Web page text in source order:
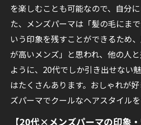
どんなスタイリング剤を
朝のセットはどれくらい
パーマを長持ちさせるケ
Mr.PLATで自分に似合うメン
ませんか？
を楽しむことも可能なので、自分
た、メンズパーマは「髪の毛にま
いう印象を残すことができるため
が高いメンズ」と思われ、他の人
ように、20代でしか引き出せない
はたくさんあります。おしゃれが
ズパーマでクールなヘアスタイル
【20代×メンズパーマの印象・